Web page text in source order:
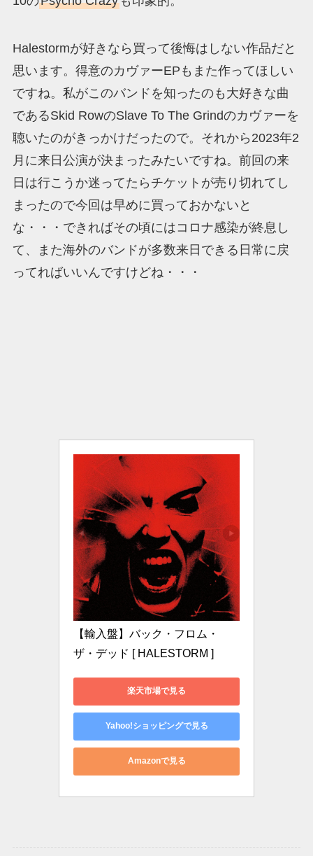
Halestormが好きなら買って後悔はしない作品だと
思います。得意のカヴァーEPもまた作ってほしい
ですね。私がこのバンドを知ったのも大好きな曲
であるSkid RowのSlave To The Grindのカヴァーを
聴いたのがきっかけだったので。それから2023年2
月に来日公演が決まったみたいですね。前回の来
日は行こうか迷ってたらチケットが売り切れてし
まったので今回は早めに買っておかないと
な・・・できればその頃にはコロナ感染が終息し
て、また海外のバンドが多数来日できる日常に戻
ってればいいんですけどね・・・
【輸入盤】バック・フロム・
ザ・デッド [ HALESTORM ]
楽天市場で見る
Yahoo!ショッピングで見る
Amazonで見る